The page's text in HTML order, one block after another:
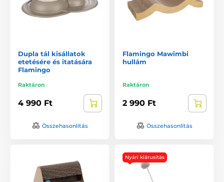
Dupla tál kisállatok
etetésére és itatására
Flamingo
Raktáron
4 990 Ft
Összehasonlítás
Flamingo Mawimbi
hullám
Raktáron
2 990 Ft
Összehasonlítás
Nyári kiárusítás